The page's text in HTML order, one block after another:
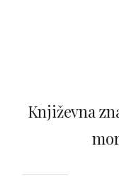
Književna